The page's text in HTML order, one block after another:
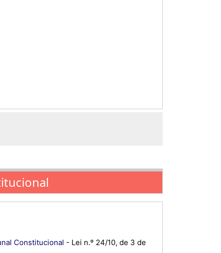
Constitucional - Lei n.º 24/10, de 3 de